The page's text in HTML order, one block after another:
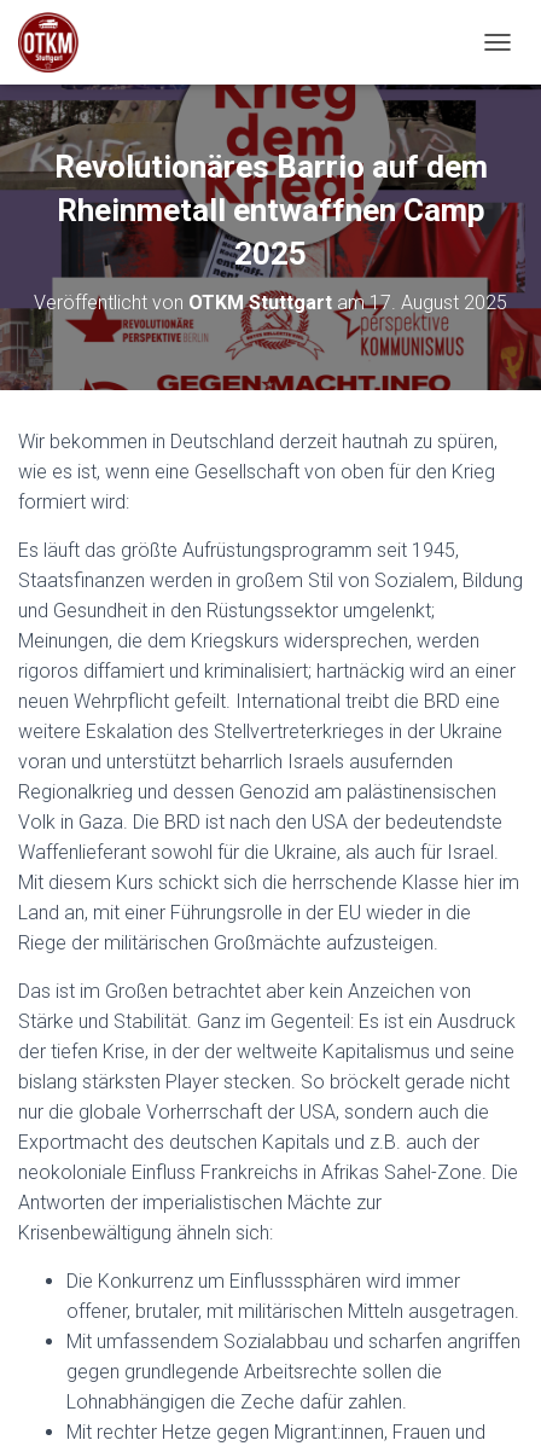
Revolutionäres Barrio auf dem
Rheinmetall entwaffnen Camp
2025
Veröffentlicht von OTKM Stuttgart am17. August 2025
Wir bekommen in Deutschland derzeit hautnah zu spüren,
wie es ist, wenn eine Gesellschaft von oben für den Krieg
formiert wird:
Es läuft das größte Aufrüstungsprogramm seit 1945,
Staatsfinanzen werden in großem Stil von Sozialem, Bildung
und Gesundheit in den Rüstungssektor umgelenkt;
Meinungen, die dem Kriegskurs widersprechen, werden
rigoros diffamiert und kriminalisiert; hartnäckig wird an einer
neuen Wehrpflicht gefeilt. International treibt die BRD eine
weitere Eskalation des Stellvertreterkrieges in der Ukraine
voran und unterstützt beharrlich Israels ausufernden
Regionalkrieg und dessen Genozid am palästinensischen
Volk in Gaza. Die BRD ist nach den USA der bedeutendste
Waffenlieferant sowohl für die Ukraine, als auch für Israel.
Mit diesem Kurs schickt sich die herrschende Klasse hier im
Land an, mit einer Führungsrolle in der EU wieder in die
Riege der militärischen Großmächte aufzusteigen.
Das ist im Großen betrachtet aber kein Anzeichen von
Stärke und Stabilität. Ganz im Gegenteil: Es ist ein Ausdruck
der tiefen Krise, in der der weltweite Kapitalismus und seine
bislang stärksten Player stecken. So bröckelt gerade nicht
nur die globale Vorherrschaft der USA, sondern auch die
Exportmacht des deutschen Kapitals und z.B. auch der
neokoloniale Einfluss Frankreichs in Afrikas Sahel-Zone. Die
Antworten der imperialistischen Mächte zur
Krisenbewältigung ähneln sich:
Die Konkurrenz um Einflusssphären wird immer
offener, brutaler, mit militärischen Mitteln ausgetragen.
Mit umfassendem Sozialabbau und scharfen angriffen
gegen grundlegende Arbeitsrechte sollen die
Lohnabhängigen die Zeche dafür zahlen.
Mit rechter Hetze gegen Migrant:innen, Frauen und